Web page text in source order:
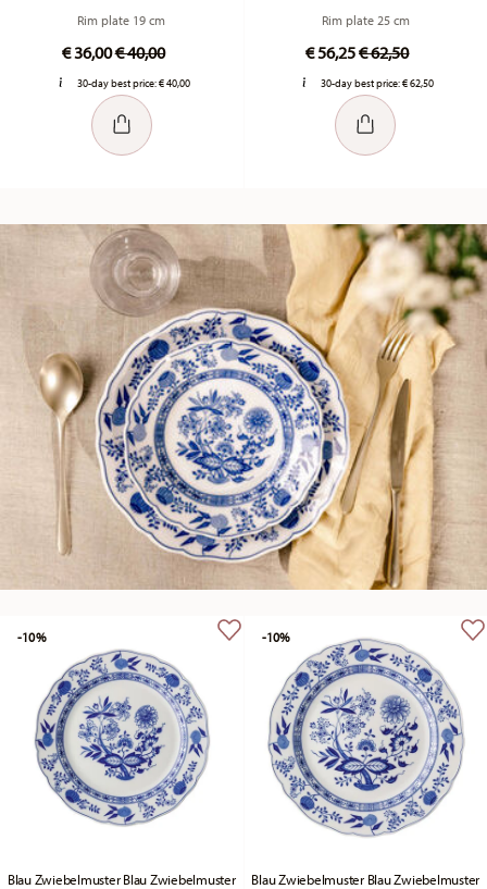
Rim plate 19 cm
€ 36,00Price reduced from
€ 40,00to
30-day best price:€ 40,00
Rim plate 25 cm
€ 56,25Price reduced
€ 62,50to
30-day best price:€ 62,50
Blau Zwiebelmuster Blau Zwiebelmuster
-10%
Blau Zwiebelmuster Blau Zwiebelmuster
-10%